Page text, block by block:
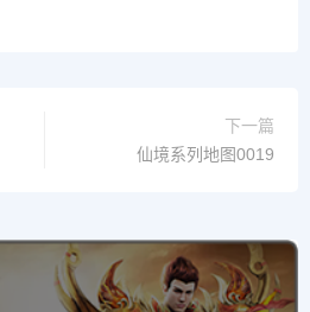
下一篇
仙境系列地图0019